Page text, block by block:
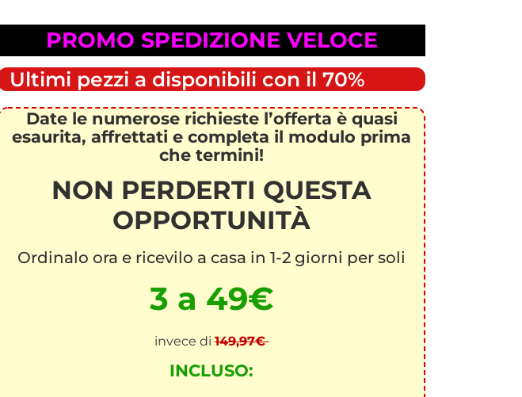
PROMO SPEDIZIONE VELOCE
Ultimi pezzi a disponibili con il 70%
Date le numerose richieste l’offerta è quasi
esaurita, affrettati e completa il modulo prima
che termini!
NON PERDERTI QUESTA
OPPORTUNITÀ
Ordinalo ora e ricevilo a casa in 1-2 giorni per soli
3 a 49€
invece di149,97€
INCLUSO: